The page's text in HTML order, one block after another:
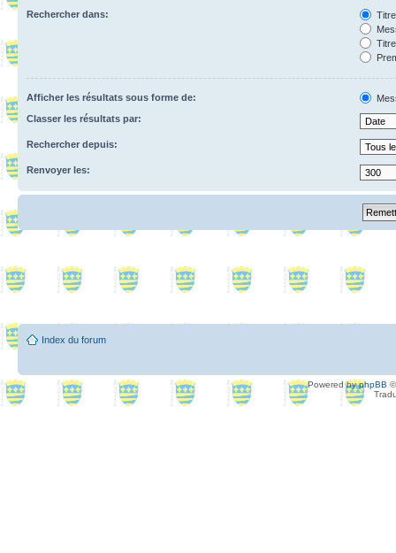
Rechercher dans:
Afficher les résultats sous forme de:
Classer les résultats par:
Rechercher depuis:
Renvoyer les:
Index du forum
Powered byphpBB